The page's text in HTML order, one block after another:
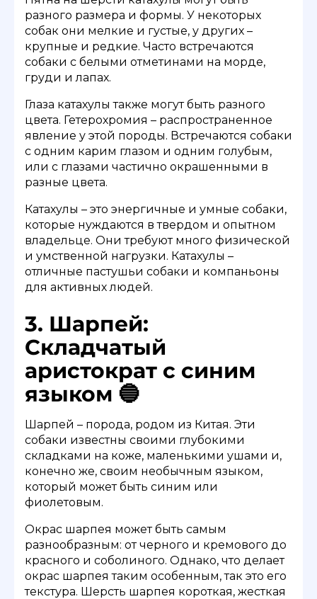
разного размера и формы. У некоторых
собак они мелкие и густые, у других –
крупные и редкие. Часто встречаются
собаки с белыми отметинами на морде,
груди и лапах.
Глаза катахулы также могут быть разного
цвета. Гетерохромия – распространенное
явление у этой породы. Встречаются собаки
с одним карим глазом и одним голубым,
или с глазами частично окрашенными в
разные цвета.
Катахулы – это энергичные и умные собаки,
которые нуждаются в твердом и опытном
владельце. Они требуют много физической
и умственной нагрузки. Катахулы –
отличные пастушьи собаки и компаньоны
для активных людей.
3. Шарпей:
Складчатый
аристократ с синим
языком 🔵
Шарпей – порода, родом из Китая. Эти
собаки известны своими глубокими
складками на коже, маленькими ушами и,
конечно же, своим необычным языком,
который может быть синим или
фиолетовым.
Окрас шарпея может быть самым
разнообразным: от черного и кремового до
красного и соболиного. Однако, что делает
окрас шарпея таким особенным, так это его
текстура. Шерсть шарпея короткая, жесткая